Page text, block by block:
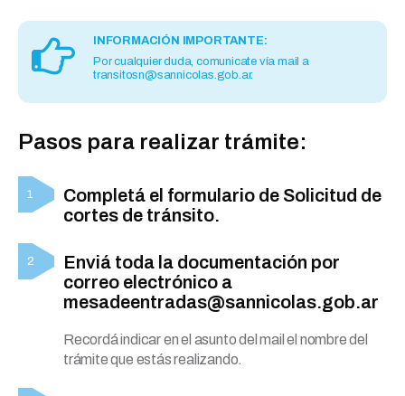
INFORMACIÓN IMPORTANTE:
Por cualquier duda, comunicate vía mail a
transitosn@sannicolas.gob.ar.
Pasos para realizar trámite:
Completá el formulario de Solicitud de
cortes de tránsito.
Enviá toda la documentación por
correo electrónico a
mesadeentradas@sannicolas.gob.ar
Recordá indicar en el asunto del mail el nombre del
trámite que estás realizando.